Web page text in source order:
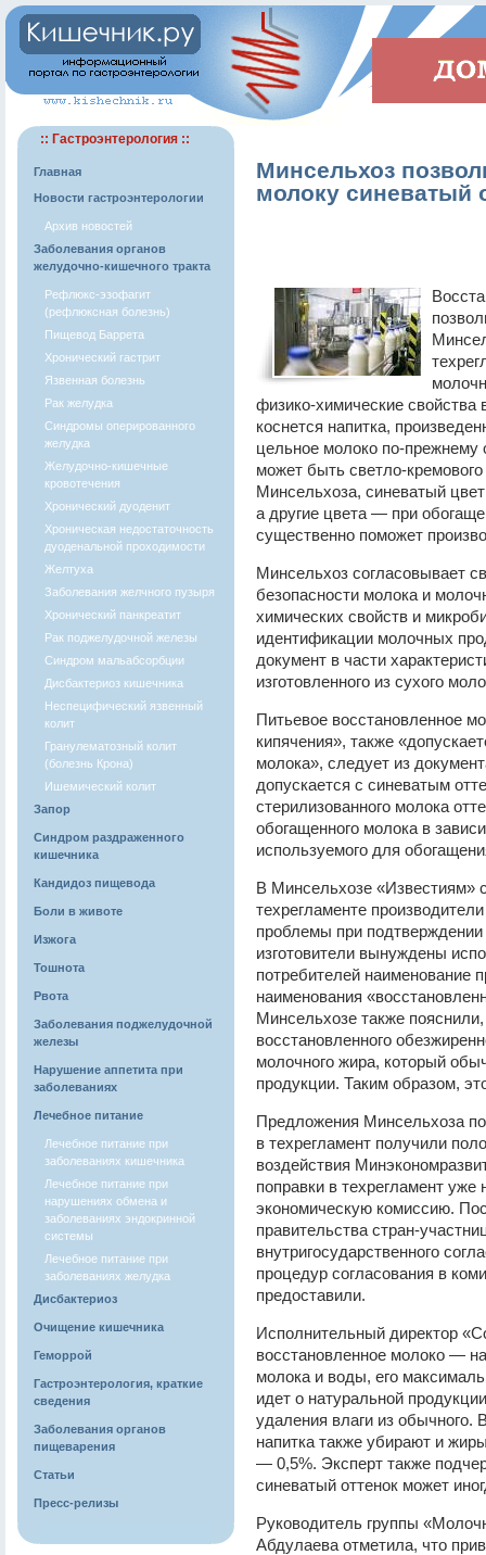
:: Гастроэнтерология ::
Главная
Новости гастроэнтерологии
Архив новостей
Заболевания органов
желудочно-кишечного тракта
Рефлюкс-эзофагит
(рефлюксная болезнь)
Пищевод Баррета
Хронический гастрит
Язвенная болезнь
Рак желудка
Синдромы оперированного
желудка
Желудочно-кишечные
кровотечения
Хронический дуоденит
Хроническая недостаточность
дуоденальной проходимости
Желтуха
Заболевания желчного пузыря
Хронический панкреатит
Рак поджелудочной железы
Синдром мальабсорбции
Дисбактериоз кишечника
Неспецифический язвенный
колит
Гранулематозный колит
(болезнь Крона)
Ишемический колит
Запор
Синдром раздраженного
кишечника
Кандидоз пищевода
Боли в животе
Изжога
Тошнота
Рвота
Заболевания поджелудочной
железы
Нарушение аппетита при
заболеваниях
Лечебное питание
Лечебное питание при
заболеваниях кишечника
Лечебное питание при
нарушениях обмена и
заболеваниях эндокринной
системы
Лечебное питание при
заболеваниях желудка
Дисбактериоз
Очищение кишечника
Геморрой
Гастроэнтерология, краткие
сведения
Заболевания органов
пищеварения
Статьи
Пресс-релизы
Минсельхоз
молоку синеватый
физико-химические свойства
коснется напитка,
цельное молоко по-прежнему
может быть светло-
Минсельхоза, синеватый
а другие цвета — при
существенно поможет
Минсельхоз согласовывает
безопасности молока и
химических свойств и
идентификации молочных
документ в части
изготовленного из сухого
Питьевое восстановленное
кипячения», также
молока», следует из
допускается с синеватым
стерилизованного молока
обогащенного молока в
используемого для
В Минсельхозе «Известиям»
техрегламенте
проблемы при подтверждении
изготовители вынуждены
потребителей наименование
наименования
Минсельхозе также
восстановленного
молочного жира, который
продукции. Таким образом,
Предложения Минсельхоза
в техрегламент получили
воздействия
поправки в техрегламент
экономическую комиссию.
правительства стран-
внутригосударственного
процедур согласования в
предоставили.
Исполнительный директор
восстановленное молоко —
молока и воды, его
идет о натуральной
удаления влаги из обычного.
напитка также убирают и
— 0,5%. Эксперт также
синеватый оттенок может
Руководитель группы
Абдулаева отметила, что